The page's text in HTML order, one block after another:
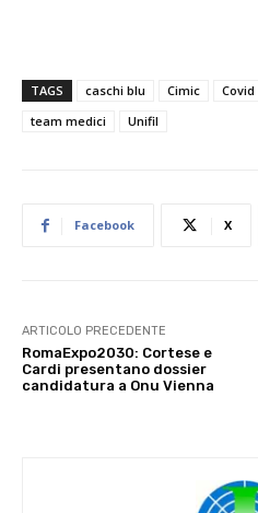
TAGS caschi blu Cimic Covid
team medici
Unifil
Facebook X
ARTICOLO PRECEDENTE
RomaExpo2030: Cortese e
Cardi presentano dossier
candidatura a Onu Vienna